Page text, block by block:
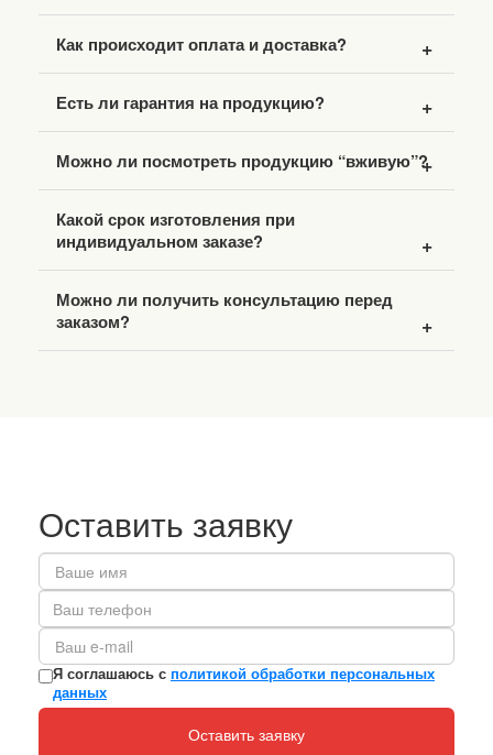
Как происходит оплата и доставка?
Есть ли гарантия на продукцию?
Можно ли посмотреть продукцию “вживую”?
Какой срок изготовления при
индивидуальном заказе?
Можно ли получить консультацию перед
заказом?
Оставить заявку
Я соглашаюсь с политикой обработки персональных
данных
Оставить заявку